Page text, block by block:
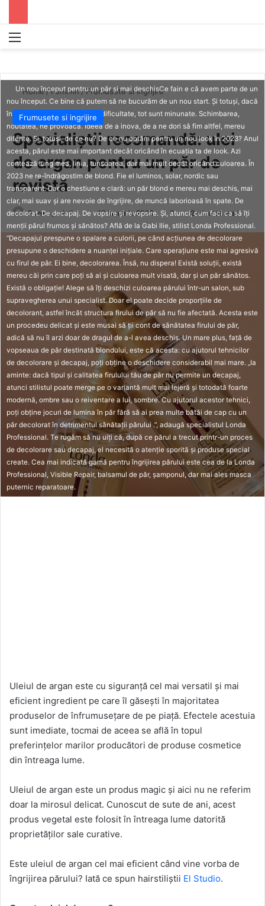
Home /Feminin/Frumusete si ingrijire
Frumusete si ingrijire
Specialiștii recomandă: ulei
de argan pentru un păr de
revistă
9 vrem parinti
S
e
n
d
n
e
m
a
i
l
10 ianuarie 2023 0 2 minutes read
Un nou început pentru un păr și mai deschisCe fain e că avem parte de un
nou început. Ce bine că putem să ne bucurăm de un nou start. Și totuși, dacă
începuturile ne pun un pic în dificultate, tot sunt minunate. Schimbarea,
noutatea, ne provoacă. Ideea de a inova, de a ne dori să fim altfel, mereu
diferite. Și, totuși, de ce nu? De ce nu optăm pentru un nou look în 2023? Anul
acesta, părul este mai important decât oricând în ecuația ta de look. Azi
contează lungimea, linia, tunsoarea, dar mai mult decât oricând culoarea. În
2023 ne re-îndrăgostim de blond. Fie el luminos, solar, nordic sau
transparent. Dar o chestiune e clară: un păr blond e mereu mai deschis, mai
clar, mai suav și are nevoie de îngrijire, de muncă laborioasă în spate. De
decolorat. De decapaj. De vopsire și revopsire. Și, atunci, cum faci ca să îți
menții părul frumos și sănătos? Află de la Gabi Ilie, stilist Londa Professional.
”Decapajul prespune o spalare a culorii, pe când acțiunea de decolorare
presupune o deschidere a nuanței inițiale. Care operațiune este mai agresivă
cu firul de păr. Ei bine, decolorarea. Însă, nu dispera! Există soluții, există
mereu căi prin care poți să ai și culoarea mult visată, dar și un păr sănătos.
Există o obligație! Alege să îți deschizi culoarea părului într-un salon, sub
supravegherea unui specialist. Doar el poate decide proporțiile de
decolorant, astfel încât structura firului de păr să nu fie afectată. Acesta este
un procedeu delicat și este musai să ții cont de sănătatea firului de păr,
adică să nu îl arzi doar de dragul de a-l avea deschis. Un mare plus, față de
vopseaua de păr destinată blondului, este că acesta: cu ajutorul tehnicilor
de decolorare și decapaj, poți obține o deschidere considerabil mai mare. „Ia
aminte: dacă tipul și calitatea firulului tău de păr nu permite un decapaj,
atunci stilistul poate merge pe o variantă mult mai lejeră și totodată foarte
modernă, ombre sau o reiventare a lui, sombre. Cu ajutorul acestor tehnici,
poți obține jocuri de lumina în păr fără să ai prea multe bătăi de cap cu un
păr decolorat în detrimentul sănătații părului .”, adaugă specialistul Londa
Professional. Te rugăm să nu uiți că, după ce părul a trecut printr-un proces
de decolorare sau decapaj, el necesită o atenție sporită și produse special
create. Cea mai indicată gamă pentru îngrijirea părului este cea de la Londa
Professional, Visible Repair, balsamul de păr, șamponul, dar mai ales masca
puternic reparatoare.
Uleiul de argan este cu siguranță cel mai versatil și mai
eficient ingredient pe care îl găsești în majoritatea
produselor de înfrumusețare de pe piață. Efectele acestuia
sunt imediate, tocmai de aceea se află în topul
preferințelor marilor producători de produse cosmetice
din întreaga lume.
Uleiul de argan este un produs magic și aici nu ne referim
doar la mirosul delicat. Cunoscut de sute de ani, acest
produs vegetal este folosit în întreaga lume datorită
proprietăților sale curative.
Este uleiul de argan cel mai eficient când vine vorba de
îngrijirea părului? Iată ce spun hairstiliștii El Studio.